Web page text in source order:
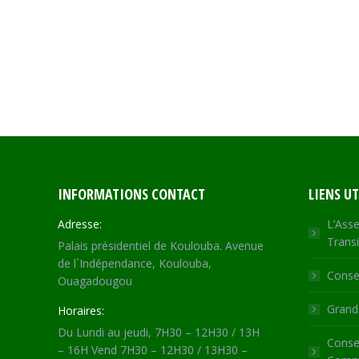
INFORMATIONS CONTACT
Adresse:
Palais présidentiel de Koulouba. Avenue
de l´Indépendance, Koulouba,
Ouagadougou
Horaires:
Du Lundi au jeudi, 7H30 – 12H30 / 13H
– 16H Vend 7H30 – 12H30 / 13H30 –
LIENS